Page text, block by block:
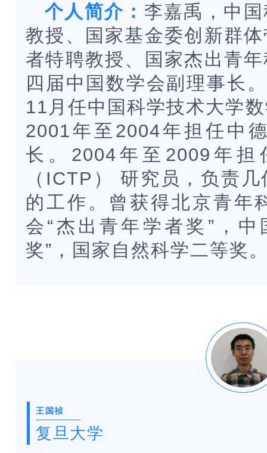
个人简介： 李嘉禹，中
教授、国家基金委创新群
者特聘教授、国家杰出青
四届中国数学会副理事长
11月任中国科学技术大学
2001年至2004年担任中
长。2004年至2009年
（ICTP） 研究员，负责
的工作。曾获得北京青年
会“杰出青年学者奖”，
奖”，国家自然科学二等奖
王国祯
复旦大学